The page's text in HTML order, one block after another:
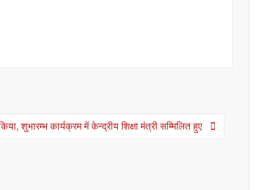
शुभारम्भ कार्यक्रम में केन्द्रीय शिक्षा मंत्री सम्मिलित हुए